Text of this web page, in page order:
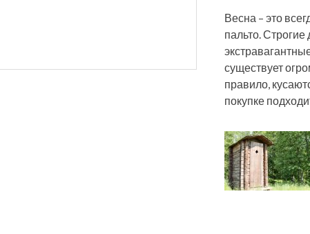
Весна – это
пальто.
существует
правило,
покупке